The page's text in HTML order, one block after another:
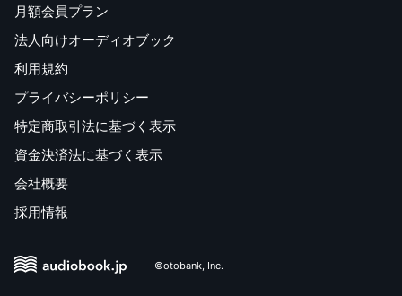
月額会員プラン
法人向けオーディオブック
利用規約
プライバシーポリシー
特定商取引法に基づく表示
資金決済法に基づく表示
会社概要
採用情報
©otobank, Inc.